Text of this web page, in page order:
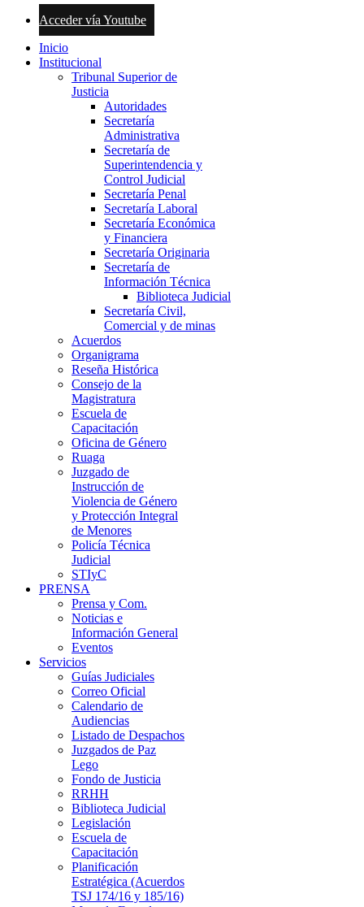
Acceder vía Youtube
Inicio
Institucional
Tribunal Superior de
Justicia
Autoridades
Secretaría
Administrativa
Secretaría de
Superintendencia y
Control Judicial
Secretaría Penal
Secretaría Laboral
Secretaría Económica
y Financiera
Secretaría Originaria
Secretaría de
Información Técnica
Biblioteca Judicial
Secretaría Civil,
Comercial y de minas
Acuerdos
Organigrama
Reseña Histórica
Consejo de la
Magistratura
Escuela de
Capacitación
Oficina de Género
Ruaga
Juzgado de
Instrucción de
Violencia de Género
y Protección Integral
de Menores
Policía Técnica
Judicial
STIyC
PRENSA
Prensa y Com.
Noticias e
Información General
Eventos
Servicios
Guías Judiciales
Correo Oficial
Calendario de
Audiencias
Listado de Despachos
Juzgados de Paz
Lego
Fondo de Justicia
RRHH
Biblioteca Judicial
Legislación
Escuela de
Capacitación
Planificación
Estratégica (Acuerdos
TSJ 174/16 y 185/16)